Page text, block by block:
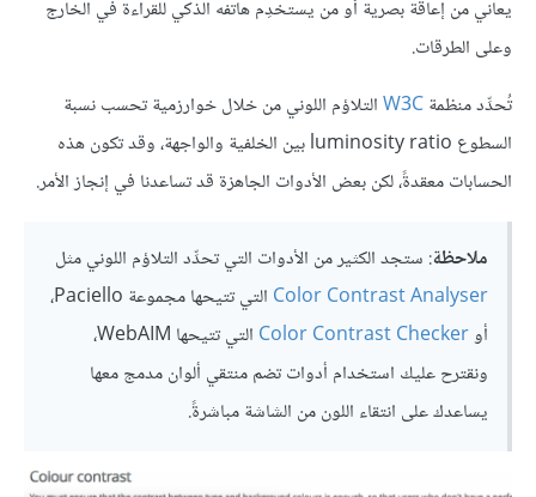
يعاني من إعاقة بصرية أو من يستخدِم هاتفه الذكي للقراءة في الخارج
وعلى الطرقات.
تُحدِّد منظمةW3Cالتلاؤم اللوني من خلال خوارزمية تحسب نسبة
السطوع luminosity ratio بين الخلفية والواجهة، وقد تكون هذه
الحسابات معقدةً، لكن بعض الأدوات الجاهزة قد تساعدنا في إنجاز الأمر.
ملاحظة: ستجد الكثير من الأدوات التي تحدِّد التلاؤم اللوني مثل
Color Contrast Analyser
التي تتيحها مجموعة Paciello،
أوColor Contrast Checker
التي تتيحها WebAIM،
ونقترح عليك استخدام أدوات تضم منتقي ألوان مدمج معها
يساعدك على انتقاء اللون من الشاشة مباشرةً.